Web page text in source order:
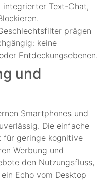
integrierter Text-Chat,
prägen
keine
Entdeckungsebenen.
und
Smartphones und
Die einfache
für geringe kognitive
Werbung und
den Nutzungsfluss,
Echo vom Desktop